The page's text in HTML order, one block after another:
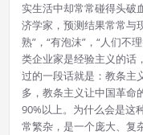
实生活中却常常碰得头破
济学家，预测结果常常与
熟”，“有泡沫”，“人们不
类企业家是经验主义的话
过的一段话就是：教条主
多，教条主义让中国革命
90%以上。为什么会是这
常繁杂，是一个庞大、复